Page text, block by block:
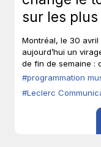
sur les
les temps,
fortes en
Montréal, le 30
aujourd’hui un
de fin de semaine :
#programmation
#Leclerc